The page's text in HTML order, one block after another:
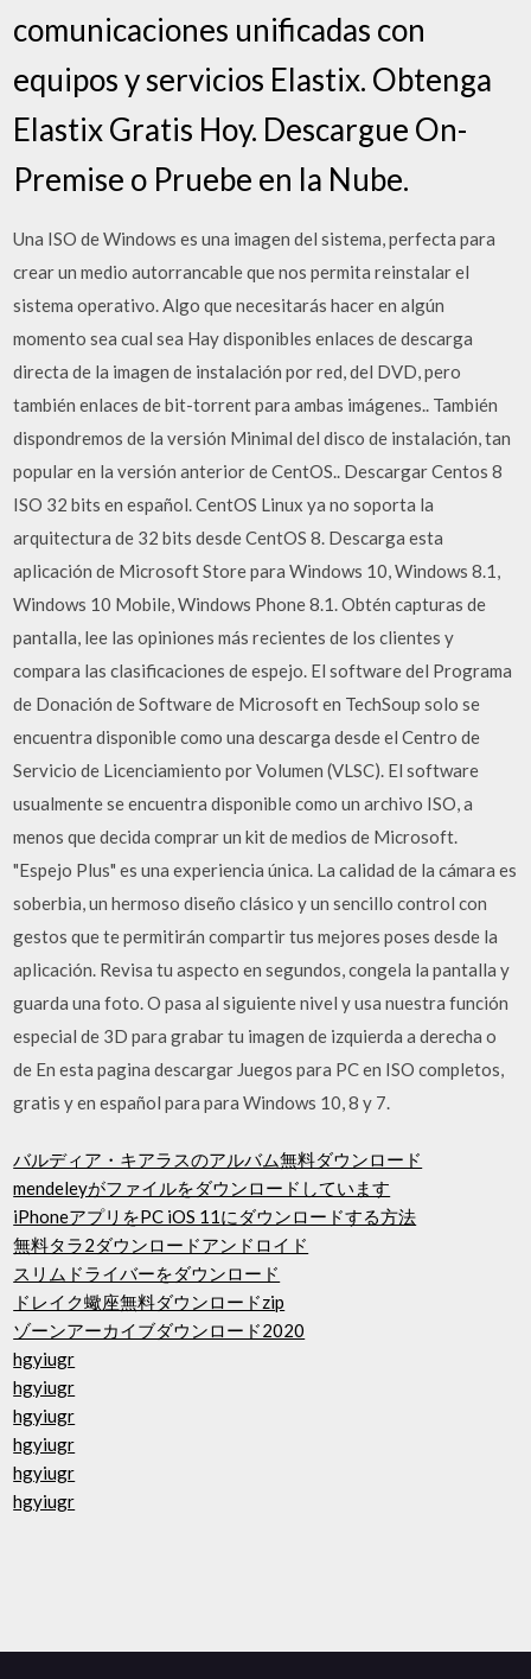
comunicaciones unificadas con
equipos y servicios Elastix. Obtenga
Elastix Gratis Hoy. Descargue On-
Premise o Pruebe en la Nube.
Una ISO de Windows es una imagen del sistema, perfecta para
crear un medio autorrancable que nos permita reinstalar el
sistema operativo. Algo que necesitarás hacer en algún
momento sea cual sea Hay disponibles enlaces de descarga
directa de la imagen de instalación por red, del DVD, pero
también enlaces de bit-torrent para ambas imágenes.. También
dispondremos de la versión Minimal del disco de instalación, tan
popular en la versión anterior de CentOS.. Descargar Centos 8
ISO 32 bits en español. CentOS Linux ya no soporta la
arquitectura de 32 bits desde CentOS 8. Descarga esta
aplicación de Microsoft Store para Windows 10, Windows 8.1,
Windows 10 Mobile, Windows Phone 8.1. Obtén capturas de
pantalla, lee las opiniones más recientes de los clientes y
compara las clasificaciones de espejo. El software del Programa
de Donación de Software de Microsoft en TechSoup solo se
encuentra disponible como una descarga desde el Centro de
Servicio de Licenciamiento por Volumen (VLSC). El software
usualmente se encuentra disponible como un archivo ISO, a
menos que decida comprar un kit de medios de Microsoft.
"Espejo Plus" es una experiencia única. La calidad de la cámara es
soberbia, un hermoso diseño clásico y un sencillo control con
gestos que te permitirán compartir tus mejores poses desde la
aplicación. Revisa tu aspecto en segundos, congela la pantalla y
guarda una foto. O pasa al siguiente nivel y usa nuestra función
especial de 3D para grabar tu imagen de izquierda a derecha o
de En esta pagina descargar Juegos para PC en ISO completos,
gratis y en español para para Windows 10, 8 y 7.
バルディア・キアラスのアルバム無料ダウンロード
mendeleyがファイルをダウンロードしています
iPhoneアプリをPC iOS 11にダウンロードする方法
無料タラ2ダウンロードアンドロイド
スリムドライバーをダウンロード
ドレイク蠍座無料ダウンロードzip
ゾーンアーカイブダウンロード2020
hgyiugr
hgyiugr
hgyiugr
hgyiugr
hgyiugr
hgyiugr